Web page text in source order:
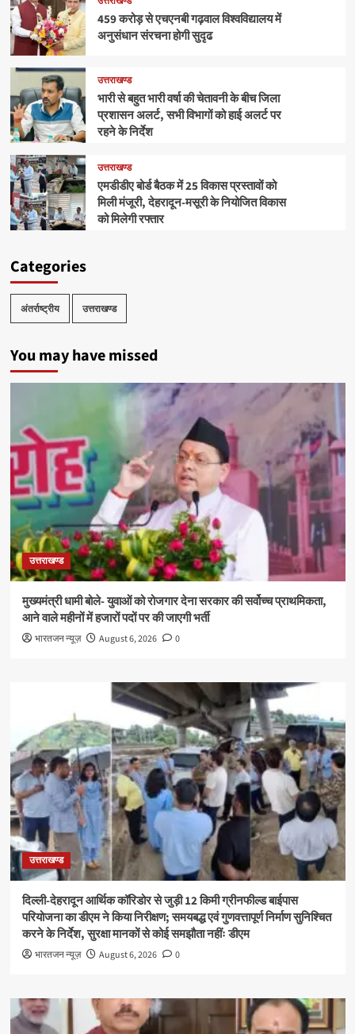
459 करोड़ से एचएनबी गढ़वाल विश्वविद्यालय में
अनुसंधान संरचना होगी सुदृढ
उत्तराखण्ड
भारी से बहुत भारी वर्षा की चेतावनी के बीच जिला
प्रशासन अलर्ट, सभी विभागों को हाई अलर्ट पर
रहने के निर्देश
उत्तराखण्ड
एमडीडीए बोर्ड बैठक में 25 विकास प्रस्तावों को
मिली मंजूरी, देहरादून-मसूरी के नियोजित विकास
को मिलेगी रफ्तार
Categories
अंतर्राष्ट्रीय उत्तराखण्ड
You may have missed
उत्तराखण्ड
मुख्यमंत्री धामी बोले- युवाओं को रोजगार देना सरकार की सर्वोच्च प्राथमिकता,
आने वाले महीनों में हजारों पदों पर की जाएगी भर्ती
भारतजन न्यूज़ August 6, 2026 0
उत्तराखण्ड
दिल्ली-देहरादून आर्थिक कॉरिडोर से जुड़ी 12 किमी ग्रीनफील्ड बाईपास
परियोजना का डीएम ने किया निरीक्षण; समयबद्ध एवं गुणवत्तापूर्ण निर्माण सुनिश्चित
करने के निर्देश, सुरक्षा मानकों से कोई समझौता नहींः डीएम
भारतजन न्यूज़ August 6, 2026 0